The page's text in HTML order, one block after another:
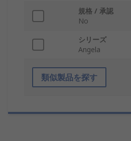
規格 / 承認
No
シリーズ
Angela
類似製品を探す